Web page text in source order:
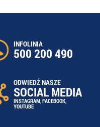
INFOLINIA
500 200 490
ODWIEDŹ NASZE
SOCIAL MEDIA
INSTAGRAM,FACEBOOK,
YOUTUBE